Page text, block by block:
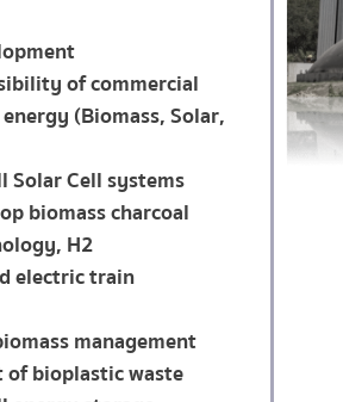
of commercial
(Biomass, Solar,
Solar Cell systems
biomass charcoal
H2
electric train
management
of bioplastic waste